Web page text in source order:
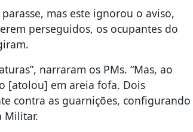
mas este ignorou o aviso,
perseguidos, os ocupantes do
narraram os PMs. “Mas, ao
[atolou] em areia fofa. Dois
contra as guarnições, configurando
Militar.